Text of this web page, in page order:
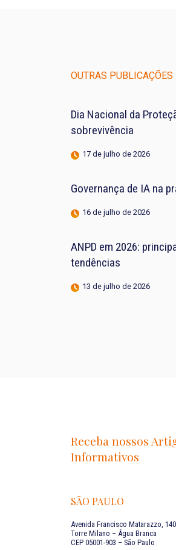
OUTRAS PUBLICAÇÕES
Dia Nacional da
sobrevivência
17 de julho de 2026
Governança de IA na
16 de julho de 2026
ANPD em 2026:
tendências
13 de julho de 2026
Receba nossos
Informativos
SÃO PAULO
Avenida Francisco Matarazzo,
Torre Milano – Água Branca
CEP 05001-903 – São Paulo